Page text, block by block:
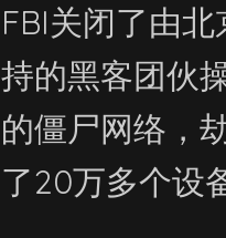
FBI关闭了由北
持的黑客团伙
的僵尸网络，
了20万多个设